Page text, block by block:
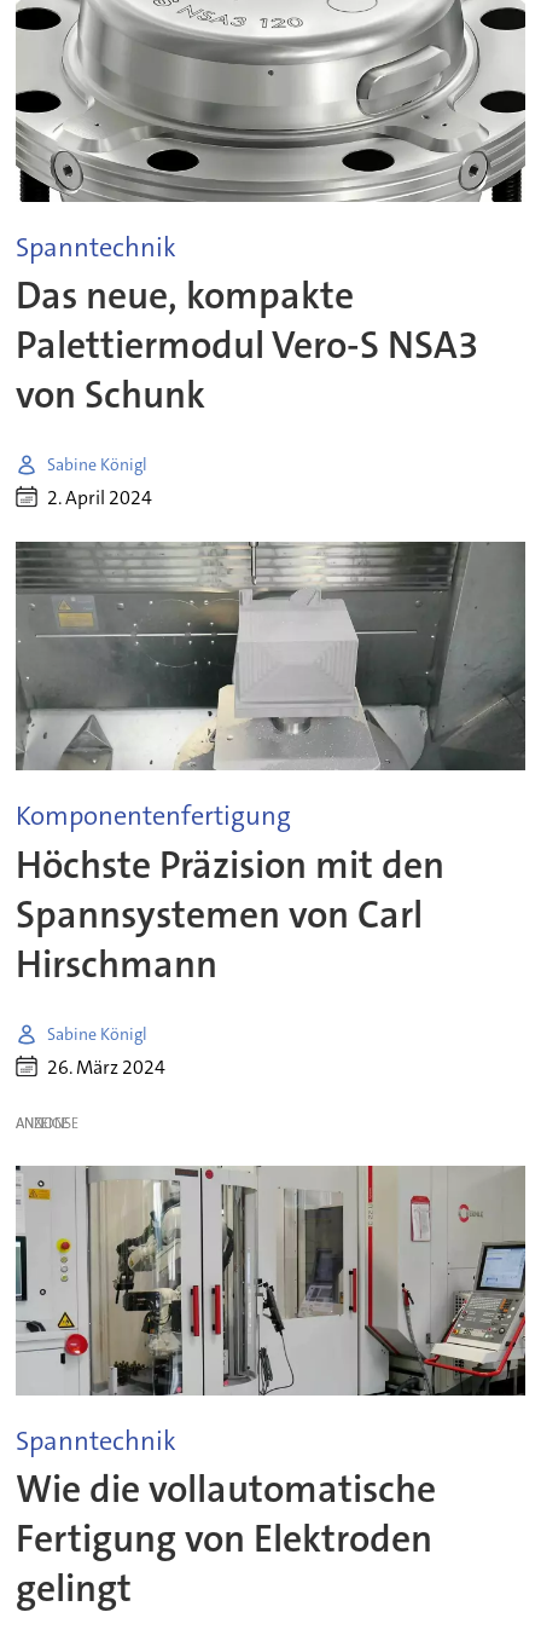
Spanntechnik
Das neue, kompakte
Palettiermodul Vero-S NSA3
von Schunk
Sabine Königl
2. April 2024
Komponentenfertigung
Höchste Präzision mit den
Spannsystemen von Carl
Hirschmann
Sabine Königl
26. März 2024
ANZEIGE
Spanntechnik
Wie die vollautomatische
Fertigung von Elektroden
gelingt